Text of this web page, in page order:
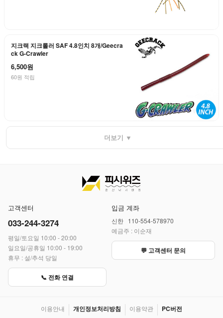
지크랙 지크롤러 SAF 4.8인치 8개/Geecra
ck G-Crawler
6,500원
60원 적립
더보기 ▼
고객센터
033-244-3274
평일/토요일 10:00 - 20:00
일요일/공휴일 10:00 - 19:00
휴무 : 설/추석 당일
📞 전화 연결
입금 계좌
신한 110-554-578970
예금주 : 이순재
💬 고객센터 문의
이용안내 개인정보처리방침 이용약관 PC버전